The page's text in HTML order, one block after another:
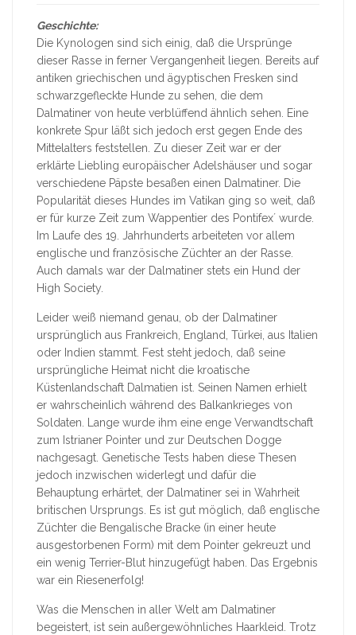
Geschichte:
Die Kynologen sind sich einig, daß die Ursprünge
dieser Rasse in ferner Vergangenheit liegen. Bereits auf
antiken griechischen und ägyptischen Fresken sind
schwarzgefleckte Hunde zu sehen, die dem
Dalmatiner von heute verblüffend ähnlich sehen. Eine
konkrete Spur läßt sich jedoch erst gegen Ende des
Mittelalters feststellen. Zu dieser Zeit war er der
erklärte Liebling europäischer Adelshäuser und sogar
verschiedene Päpste besaßen einen Dalmatiner. Die
Popularität dieses Hundes im Vatikan ging so weit, daß
er für kurze Zeit zum Wappentier des Pontifex´ wurde.
Im Laufe des 19. Jahrhunderts arbeiteten vor allem
englische und französische Züchter an der Rasse.
Auch damals war der Dalmatiner stets ein Hund der
High Society.
Leider weiß niemand genau, ob der Dalmatiner
ursprünglich aus Frankreich, England, Türkei, aus Italien
oder Indien stammt. Fest steht jedoch, daß seine
ursprüngliche Heimat nicht die kroatische
Küstenlandschaft Dalmatien ist. Seinen Namen erhielt
er wahrscheinlich während des Balkankrieges von
Soldaten. Lange wurde ihm eine enge Verwandtschaft
zum Istrianer Pointer und zur Deutschen Dogge
nachgesagt. Genetische Tests haben diese Thesen
jedoch inzwischen widerlegt und dafür die
Behauptung erhärtet, der Dalmatiner sei in Wahrheit
britischen Ursprungs. Es ist gut möglich, daß englische
Züchter die Bengalische Bracke (in einer heute
ausgestorbenen Form) mit dem Pointer gekreuzt und
ein wenig Terrier-Blut hinzugefügt haben. Das Ergebnis
war ein Riesenerfolg!
Was die Menschen in aller Welt am Dalmatiner
begeistert, ist sein außergewöhnliches Haarkleid. Trotz